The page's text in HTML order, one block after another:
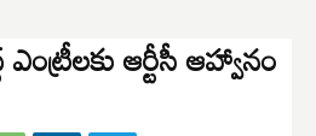
ఆర్టీసీ ఆహ్వానం